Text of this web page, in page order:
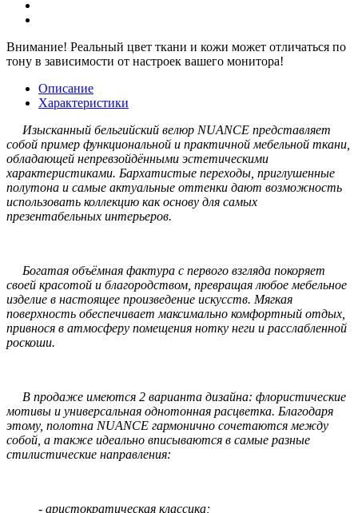
Внимание! Реальный цвет ткани и кожи может отличаться по
тону в зависимости от настроек вашего монитора!
Описание
Характеристики
Изысканный бельгийский велюр NUANCE представляет
собой пример функциональной и практичной мебельной ткани,
обладающей непревзойдёнными эстетическими
характеристиками. Бархатистые переходы, приглушенные
полутона и самые актуальные оттенки дают возможность
использовать коллекцию как основу для самых
презентабельных интерьеров.
Богатая объёмная фактура с первого взгляда покоряет
своей красотой и благородством, превращая любое мебельное
изделие в настоящее произведение искусств. Мягкая
поверхность обеспечивает максимально комфортный отдых,
привнося в атмосферу помещения нотку неги и расслабленной
роскоши.
В продаже имеются 2 варианта дизайна: флористические
мотивы и универсальная однотонная расцветка. Благодаря
этому, полотна NUANCE гармонично сочетаются между
собой, а также идеально вписываются в самые разные
стилистические направления:
- аристократическая классика;